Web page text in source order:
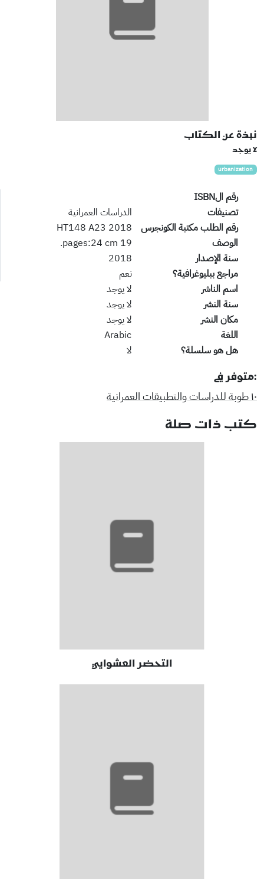
نبذة عن الكتاب
لا يوجد
urbanization
رقم الISBN
تصنيفات
الدراسات العمرانية
رقم الطلب مكتبة الكونجرس
HT148 A23 2018
الوصف
19 pages:24 cm.
سنة الإصدار
2018
مراجع ببليوغرافية؟
نعم
اسم الناشر
لا يوجد
سنة النشر
لا يوجد
مكان النشر
لا يوجد
اللغة
Arabic
هل هو سلسلة؟
لا
:متوفر في
١٠ طوبة للدراسات والتطبيقات العمرانية
كتب ذات صلة
التحضر العشوايي